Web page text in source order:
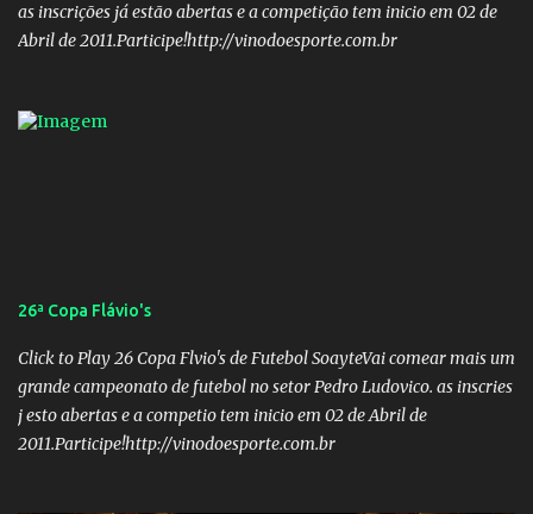
as inscrições já estão abertas e a competição tem inicio em 02 de
Abril de 2011.Participe!http://vinodoesporte.com.br
26ª Copa Flávio's
Click to Play 26 Copa Flvio's de Futebol SoayteVai comear mais um
grande campeonato de futebol no setor Pedro Ludovico. as inscries
j esto abertas e a competio tem inicio em 02 de Abril de
2011.Participe!http://vinodoesporte.com.br